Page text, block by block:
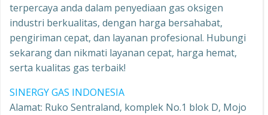
terpercaya anda dalam penyediaan gas oksigen
industri berkualitas, dengan harga bersahabat,
pengiriman cepat, dan layanan profesional. Hubungi
sekarang dan nikmati layanan cepat, harga hemat,
serta kualitas gas terbaik!
SINERGY GAS INDONESIA
Alamat: Ruko Sentraland, komplek No.1 blok D, Mojo